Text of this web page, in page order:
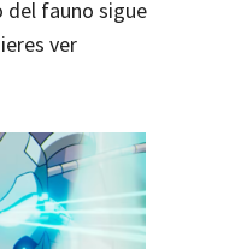
del fauno sigue
ver